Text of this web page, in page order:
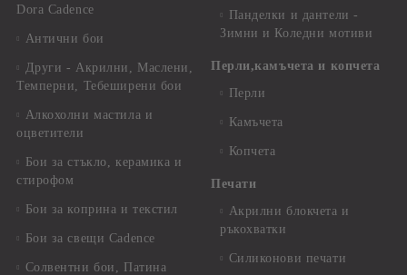
Dora Cadence
Антични бои
Други - Акрилни, Маслени,
Темперни, Тебеширени бои
Алкохолни мастила и
оцветители
Бои за стъкло, керамика и
стирофом
Бои за коприна и текстил
Бои за свещи Cadence
Солвентни бои, Патина
Панделки и дантели -
Зимни и Коледни мотиви
Перли,камъчета и копчета
Перли
Камъчета
Копчета
Печати
Акрилни блокчета и
ръкохватки
Силиконови печати